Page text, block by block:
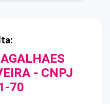
- CNPJ
70